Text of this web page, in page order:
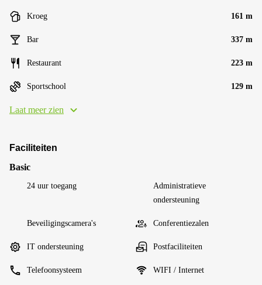
Kroeg 161 m
Bar 337 m
Restaurant 223 m
Sportschool 129 m
Laat meer zien
Faciliteiten
Basic
24 uur toegang
Administratieve
ondersteuning
Beveiligingscamera's Conferentiezalen
IT ondersteuning Postfaciliteiten
Telefoonsysteem WIFI / Internet